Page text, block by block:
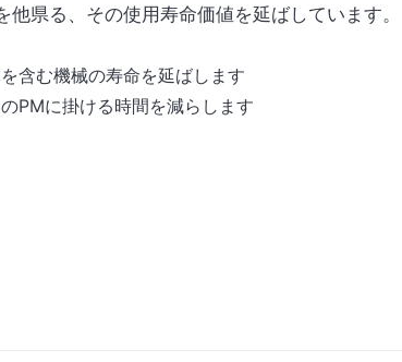
他県る、その使用寿命価値を延ばしています。
含む機械の寿命を延ばします
PMに掛ける時間を減らします